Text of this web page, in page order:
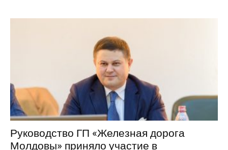
Руководство ГП «Железная дорога
Молдовы» приняло участие в